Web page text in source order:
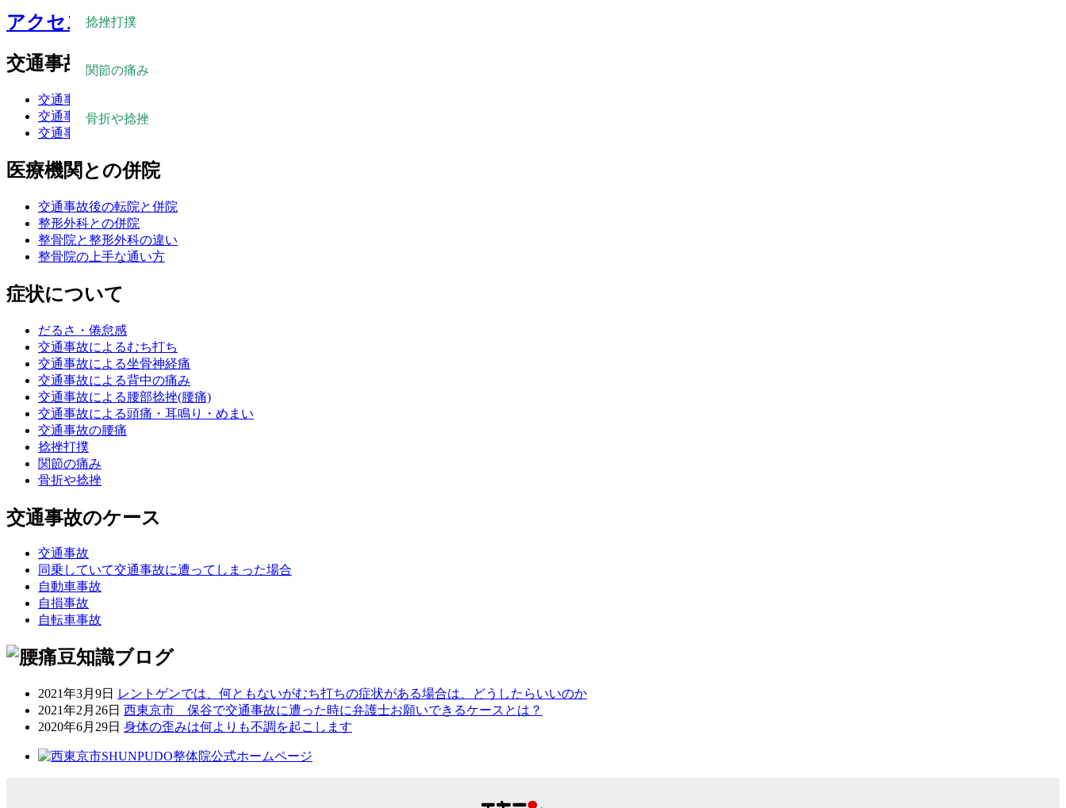
捻挫打撲
関節の痛み
骨折や捻挫
アクセス・料金
交通事故治療におけるポイント
交通事故に遭ったら
交通事故保険について
交通事故治療の重要性
医療機関との併院
交通事故後の転院と併院
整形外科との併院
整骨院と整形外科の違い
整骨院の上手な通い方
症状について
だるさ・倦怠感
交通事故によるむち打ち
交通事故による坐骨神経痛
交通事故による背中の痛み
交通事故による腰部捻挫(腰痛)
交通事故による頭痛・耳鳴り・めまい
交通事故の腰痛
捻挫打撲
関節の痛み
骨折や捻挫
交通事故のケース
交通事故
同乗していて交通事故に遭ってしまった場合
自動車事故
自損事故
自転車事故
2021年3月9日 レントゲンでは、何ともないがむち打ちの症状がある場合は、どうしたらいいのか
2021年2月26日 西東京市 保谷で交通事故に遭った時に弁護士お願いできるケースとは？
2020年6月29日 身体の歪みは何よりも不調を起こします